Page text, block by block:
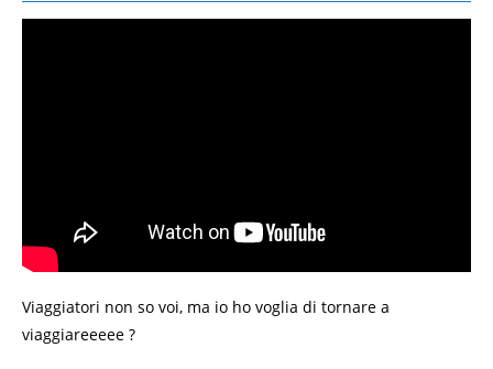
Viaggiatori non so voi, ma io ho voglia di tornare a
viaggiareeeee ?